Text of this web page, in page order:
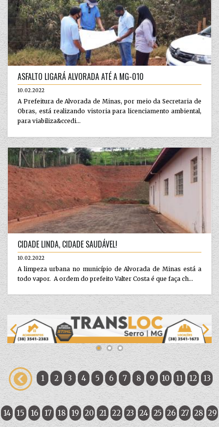
ASFALTO LIGARÁ ALVORADA ATÉ A MG-010
10.02.2022
A Prefeitura de Alvorada de Minas, por meio da Secretaria de
Obras, está realizando vistoria para licenciamento ambiental,
para viabiliza&ccedi...
CIDADE LINDA, CIDADE SAUDÁVEL!
10.02.2022
A limpeza urbana no município de Alvorada de Minas está a
todo vapor. A ordem do prefeito Valter Costa é que faça ch...
1 2 3 4 5 6 7 8 9 10 11 12 13
14 15 16 17 18 19 20 21 22 23 24 25 26 27 28 29